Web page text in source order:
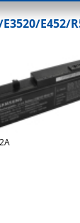
E3520/E452/